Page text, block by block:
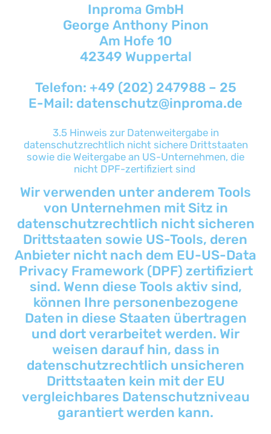
Inproma GmbH
George Anthony Pinon
Am Hofe 10
42349 Wuppertal
Telefon: +49 (202) 247988 – 25
E-Mail: datenschutz@inproma.de
3.5 Hinweis zur Datenweitergabe in
datenschutzrechtlich nicht sichere Drittstaaten
sowie die Weitergabe an US-Unternehmen, die
nicht DPF-zertifiziert sind
Wir verwenden unter anderem Tools
von Unternehmen mit Sitz in
datenschutzrechtlich nicht sicheren
Drittstaaten sowie US-Tools, deren
Anbieter nicht nach dem EU-US-Data
Privacy Framework (DPF) zertifiziert
sind. Wenn diese Tools aktiv sind,
können Ihre personenbezogene
Daten in diese Staaten übertragen
und dort verarbeitet werden. Wir
weisen darauf hin, dass in
datenschutzrechtlich unsicheren
Drittstaaten kein mit der EU
vergleichbares Datenschutzniveau
garantiert werden kann.